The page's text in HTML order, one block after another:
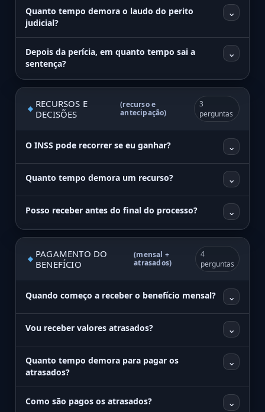
Quanto tempo demora o laudo do perito
judicial?
⌄
Depois da perícia, em quanto tempo sai a
sentença?
⌄
RECURSOS E
DECISÕES
(recurso e
antecipação)
3
perguntas
O INSS pode recorrer se eu ganhar? ⌄
Quanto tempo demora um recurso? ⌄
Posso receber antes do final do processo? ⌄
PAGAMENTO DO
BENEFÍCIO
(mensal +
atrasados)
4
perguntas
Quando começo a receber o benefício mensal? ⌄
Vou receber valores atrasados? ⌄
Quanto tempo demora para pagar os
atrasados?
⌄
Como são pagos os atrasados? ⌄